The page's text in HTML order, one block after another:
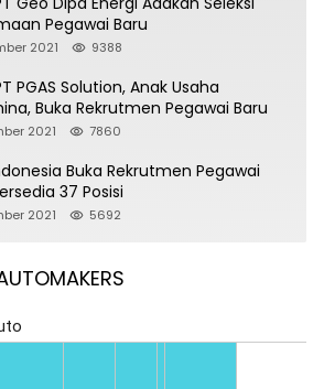
Pegawai Baru
2021 9388
PGAS Solution, Anak Usaha
Buka Rekrutmen Pegawai Baru
2021 7860
Buka Rekrutmen Pegawai
37 Posisi
2021 5692